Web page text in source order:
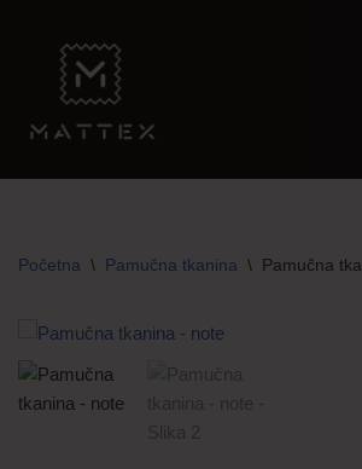
content
Početna \ Pamučna tkanina \ Pamučna